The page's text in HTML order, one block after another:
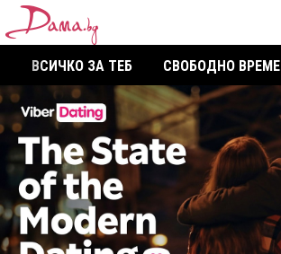
ВСИЧКО ЗА ТЕБ СВОБОДНО ВРЕМЕ